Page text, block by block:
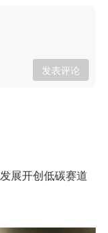
发表评论
展开创低碳赛道